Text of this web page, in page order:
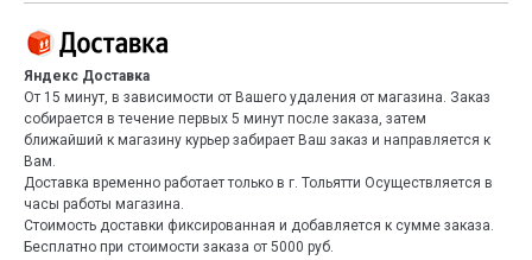
Яндекс Доставка
От 15 минут, в зависимости от Вашего удаления от магазина. Заказ
собирается в течение первых 5 минут после заказа, затем
ближайший к магазину курьер забирает Ваш заказ и направляется к
Вам.
Доставка временно работает только в г. Тольятти Осуществляется в
часы работы магазина.
Стоимость доставки фиксированная и добавляется к сумме заказа.
Бесплатно при стоимости заказа от 5000 руб.